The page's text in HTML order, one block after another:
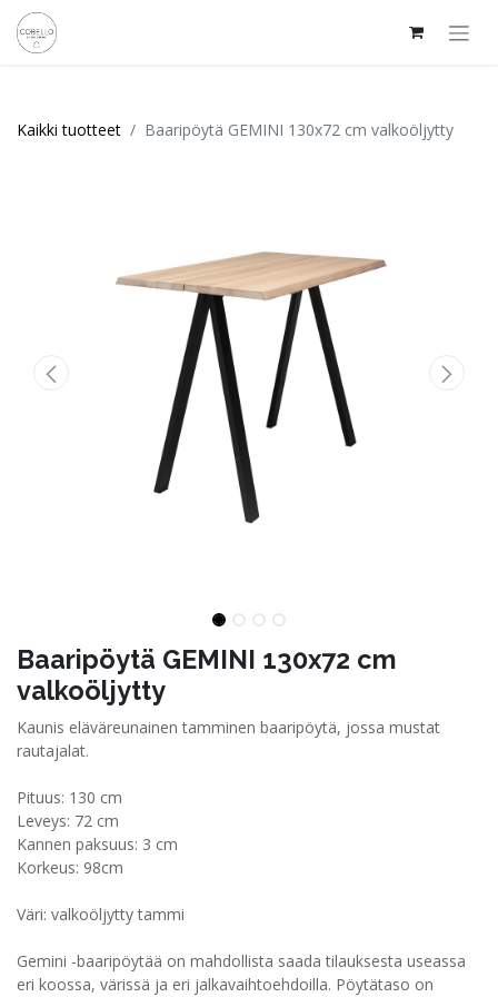
Kaikki tuotteet Baaripöytä GEMINI 130x72 cm valkoöljytty
Baaripöytä GEMINI 130x72 cm
valkoöljytty
Kaunis eläväreunainen tamminen baaripöytä, jossa mustat
rautajalat.
Pituus: 130 cm
Leveys: 72 cm
Kannen paksuus: 3 cm
Korkeus: 98cm
Väri: valkoöljytty tammi
Gemini -baaripöytää on mahdollista saada tilauksesta useassa
eri koossa, värissä ja eri jalkavaihtoehdoilla. Pöytätaso on